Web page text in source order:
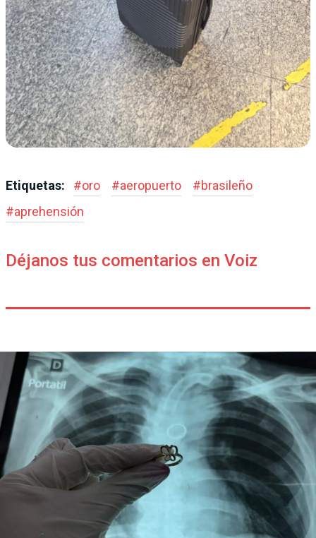
Etiquetas: #oro #aeropuerto #brasileño
#aprehensión
Déjanos tus comentarios en Voiz